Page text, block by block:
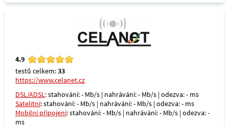
4.9
testů celkem:33
https://www.celanet.cz
DSL/ADSL: stahování: - Mb/s | nahrávání: - Mb/s | odezva: - ms
Satelitní: stahování: - Mb/s | nahrávání: - Mb/s | odezva: - ms
Mobilní připojení: stahování: - Mb/s | nahrávání: - Mb/s | odezva: -
ms